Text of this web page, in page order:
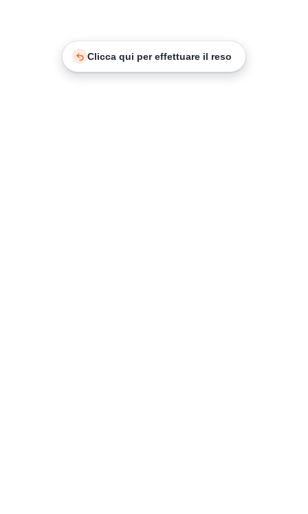
Clicca qui per effettuare il reso